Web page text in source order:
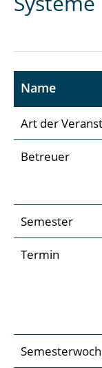
Klausur
Material
Name
Art der
Betreuer
Semester
Termin